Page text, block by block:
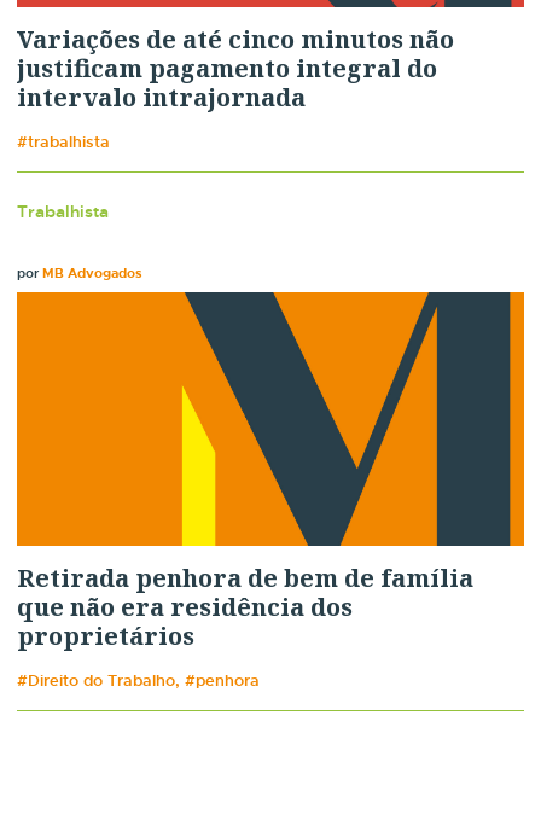
Variações de até cinco minutos não
justificam pagamento integral do
intervalo intrajornada
#trabalhista
Trabalhista
porMB Advogados
Retirada penhora de bem de família
que não era residência dos
proprietários
#Direito do Trabalho, #penhora